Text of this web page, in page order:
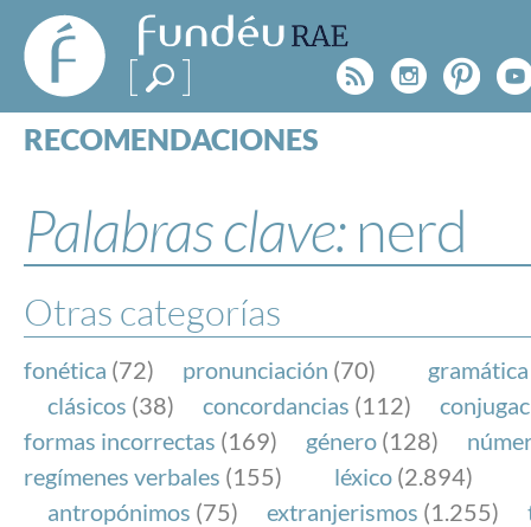
FundéuRAE
- Fundación
del Español
Urgente
Rss
RECOMENDACIONES
ESPECIALES
BLOG
NOTICIAS
SOBRE LA FUNDÉURAE
FundéuRAE es una fundación patrocinada por la
y la Real Academia Española, cuyo objetivo es
el buen uso del español en los medios de
Internet.
Palabras clave: nerd
Otras categorías
fonética (72) pronunciación (70) gramática
clásicos (38) concordancias (112)
formas incorrectas (169) género (128)
regímenes verbales (155) léxico (2.894)
antropónimos (75) extranjerismos (1.255)